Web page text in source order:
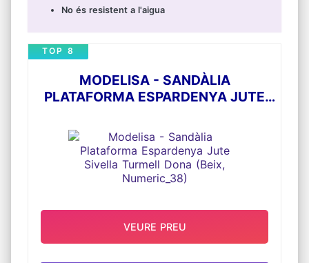
No és resistent a l'aigua
MODELISA - SANDÀLIA
PLATAFORMA ESPARDENYA JUTE
NUMERIC_38)
TOP 8
VEURE PREU